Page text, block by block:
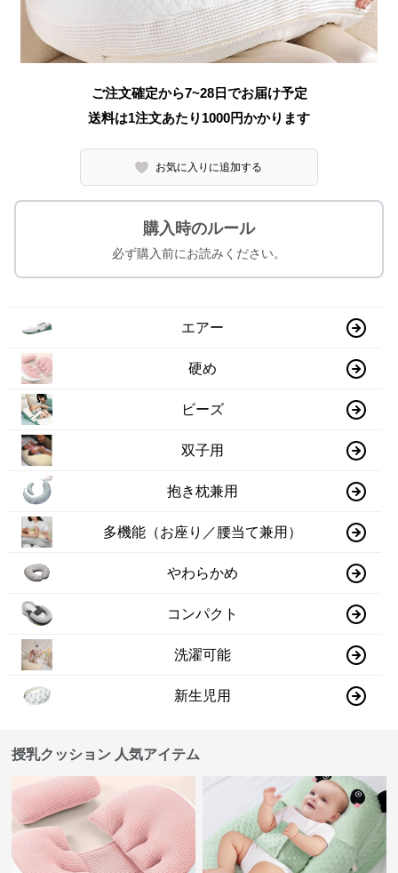
ご注文確定から7~28日でお届け予定
送料は1注文あたり 1000円かかります
お気に入りに追加する
購入時のルール
必ず購入前にお読みください。
エアー
硬め
ビーズ
双子用
抱き枕兼用
多機能（お座り／腰当て兼用）
やわらかめ
コンパクト
洗濯可能
新生児用
授乳クッション 人気アイテム